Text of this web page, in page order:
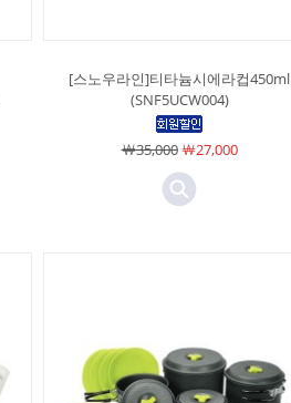
[스노우라인]티타늄시에라컵450ml
(SNF5UCW004)
￦35,000￦27,000